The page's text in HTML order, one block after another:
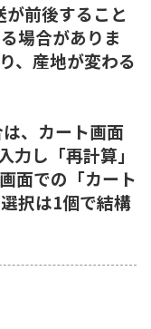
前後すること
場合がありま
、産地が変わる
、カート画面
し「再計算」
面での「カート
択は1個で結構